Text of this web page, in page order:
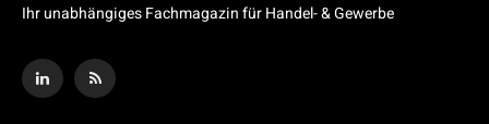
Ihr unabhängiges Fachmagazin für Handel- & Gewerbe